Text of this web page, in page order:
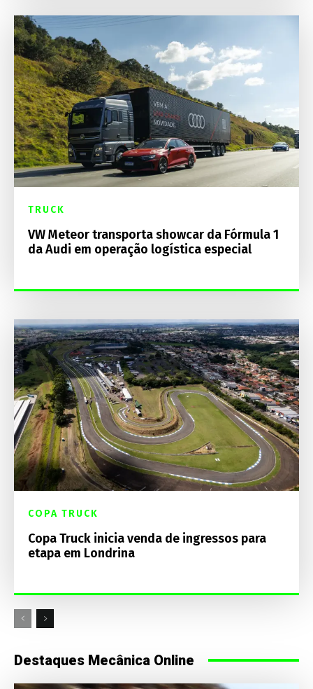
TRUCK
VW Meteor transporta showcar da Fórmula 1
da Audi em operação logística especial
COPA TRUCK
Copa Truck inicia venda de ingressos para
etapa em Londrina
Destaques Mecânica Online